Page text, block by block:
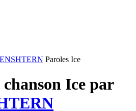
Paroles Ice
Ice par